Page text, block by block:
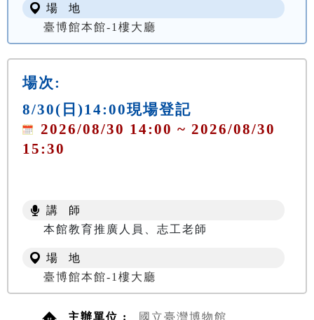
場 地
臺博館本館-1樓大廳
場次:
8/30(日)14:00現場登記
2026/08/30 14:00 ~ 2026/08/30
15:30
講 師
本館教育推廣人員、志工老師
場 地
臺博館本館-1樓大廳
主辦單位 : 國立臺灣博物館